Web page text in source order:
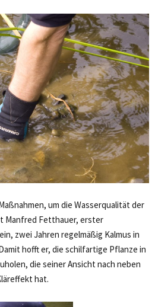
um die Wasserqualität der
Manfred Fetthauer, erster
zwei Jahren regelmäßig Kalmus in
hofft er, die schilfartige Pflanze in
die seiner Ansicht nach neben
hat.